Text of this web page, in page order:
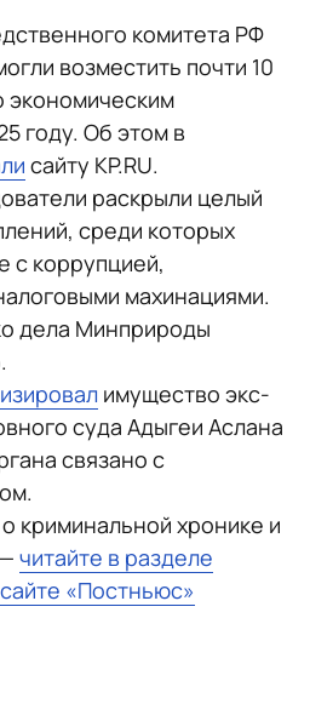
комитета РФ
возместить почти 10
экономическим
году. Об этом в
сайту KP.RU.
раскрыли целый
среди которых
с коррупцией,
махинациями.
дела Минприроды
имущество экс-
суда Адыгеи Аслана
связано с
криминальной хронике и
читайте в разделе
«Постньюс»